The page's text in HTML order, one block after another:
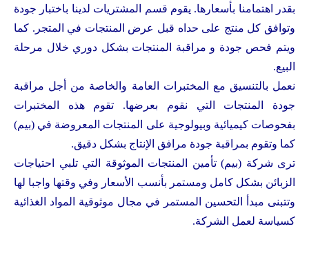
بقدر اهتمامنا بأسعارها. يقوم قسم المشتريات لدينا باختبار جودة
وتوافق كل منتج على حداه قبل عرض المنتجات في المتجر. كما
ويتم فحص جودة و مراقبة المنتجات بشكل دوري خلال مرحلة
البيع.
نعمل بالتنسيق مع المختبرات العامة والخاصة من أجل مراقبة
جودة المنتجات التي نقوم بعرضها. تقوم هذه المختبرات
بفحوصات كيميائية وبيولوجية على المنتجات المعروضة في (بيم)
كما وتقوم بمراقبة جودة مرافق الإنتاج بشكل دقيق.
ترى شركة (بيم) تأمين المنتجات الموثوقة التي تلبي احتياجات
الزبائن بشكل كامل ومستمر بأنسب الأسعار وفي وقتها واجبا لها
وتتبنى مبدأ التحسين المستمر في مجال موثوقية المواد الغذائية
كسياسة لعمل الشركة.